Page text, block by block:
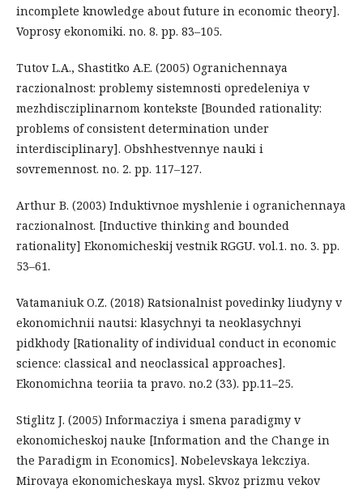
incomplete knowledge about future in economic theory].
Voprosy ekonomiki. no. 8. pp. 83–105.
Tutov L.A., Shastitko A.E. (2005) Ogranichennaya
raczionalnost: problemy sistemnosti opredeleniya v
mezhdiscziplinarnom kontekste [Bounded rationality:
problems of consistent determination under
interdisciplinary]. Obshhestvennye nauki i
sovremennost. no. 2. pp. 117–127.
Arthur B. (2003) Induktivnoe myshlenie i ogranichennaya
raczionalnost. [Inductive thinking and bounded
rationality] Ekonomicheskij vestnik RGGU. vol.1. no. 3. pp.
53–61.
Vatamaniuk O.Z. (2018) Ratsionalnist povedinky liudyny v
ekonomichnii nautsi: klasychnyi ta neoklasychnyi
pidkhody [Rationality of individual conduct in economic
science: classical and neoclassical approaches].
Ekonomichna teoriia ta pravo. no.2 (33). pp.11–25.
Stiglitz J. (2005) Informacziya i smena paradigmy v
ekonomicheskoj nauke [Information and the Change in
the Paradigm in Economics]. Nobelevskaya lekcziya.
Mirovaya ekonomicheskaya mysl. Skvoz prizmu vekov